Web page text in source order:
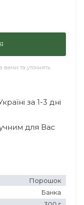
та уточнять
за 1-3 дні
для Вас
Порошок
Банка